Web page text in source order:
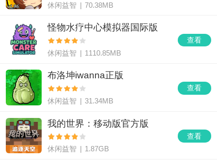
休闲益智 | 70.38MB
查看
怪物水疗中心模拟器国际版
休闲益智 | 1110.85MB
查看
布洛坤iwanna正版
休闲益智 | 31.34MB
查看
我的世界：移动版官方版
休闲益智 1.87GB